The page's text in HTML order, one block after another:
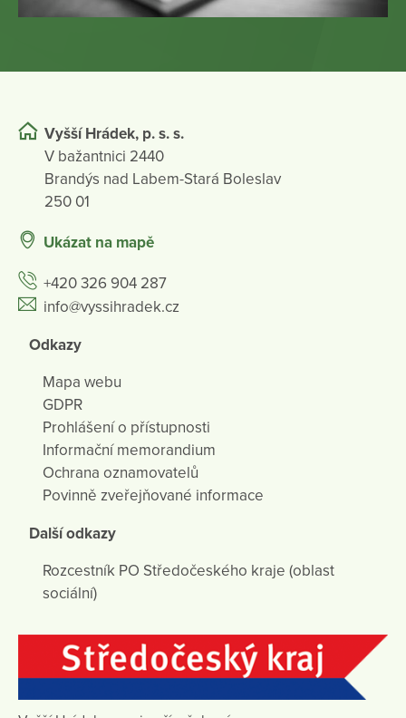
Vyšší Hrádek, p. s. s.
V bažantnici 2440
Brandýs nad Labem-Stará Boleslav
250 01
Ukázat na mapě
+420 326 904 287
info@vyssihradek.cz
Odkazy
Mapa webu
GDPR
Prohlášení o přístupnosti
Informační memorandium
Ochrana oznamovatelů
Povinně zveřejňované informace
Další odkazy
Rozcestník PO Středočeského kraje (oblast
sociální)